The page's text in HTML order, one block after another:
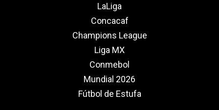
LaLiga
Concacaf
Champions League
Liga MX
Conmebol
Mundial 2026
Fútbol de Estufa